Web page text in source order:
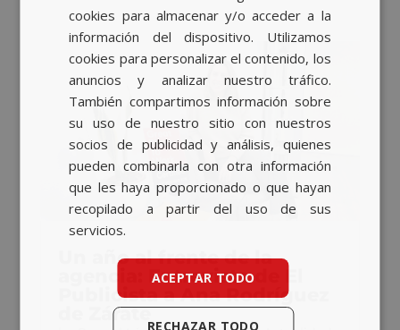
Un año al frente de la
agencia: Entrevista de El
Publicista a Ana Rodríguez
de Zárate
ENGLISH
cookies para almacenar y/o acceder a la
información del dispositivo. Utilizamos
cookies para personalizar el contenido, los
anuncios y analizar nuestro tráfico.
También compartimos información sobre
su uso de nuestro sitio con nuestros
socios de publicidad y análisis, quienes
pueden combinarla con otra información
que les haya proporcionado o que hayan
recopilado a partir del uso de sus
servicios.
ACEPTAR TODO
RECHAZAR TODO